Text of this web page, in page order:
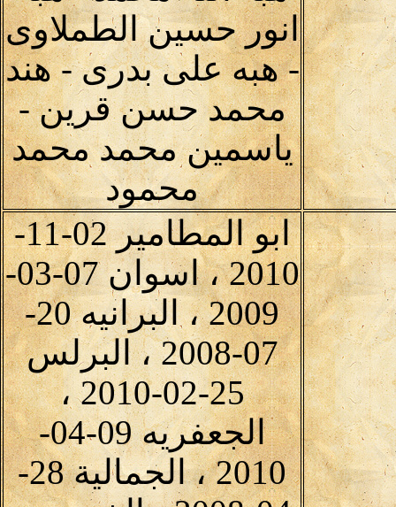
انور حسين الطملاوى
- هبه على بدرى - هند
محمد حسن قرين -
ياسمين محمد محمد
محمود
ابو المطامير 02-11-
2010 ، اسوان 07-03-
2009 ، البرانيه 20-
07-2008 ، البرلس
25-02-2010 ،
الجعفريه 09-04-
2010 ، الجمالية 28-